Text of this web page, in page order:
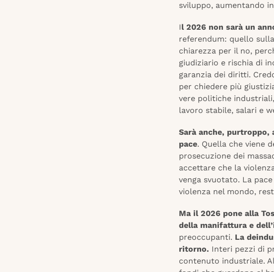
sviluppo, aumentando
Il 2026 non sarà un
referendum: quello
chiarezza per il no,
giudiziario e rischia di
garanzia dei diritti.
per chiedere più
vere politiche
lavoro stabile, salari e
Sarà anche,
pace. Quella che viene
prosecuzione dei
accettare che la
venga svuotato. La
violenza nel mondo,
Ma il 2026 pone alla
della manifattura e
preoccupanti. La
ritorno. Interi pezzi di
contenuto industriale.